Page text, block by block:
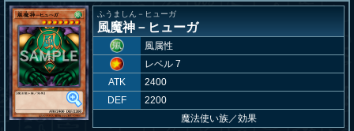
ふうましん－ヒューガ
風魔神－ヒューガ
風属性
レベル 7
ATK
2400
DEF
2200
魔法使い族／効果